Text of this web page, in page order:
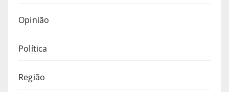
Opinião
Política
Região